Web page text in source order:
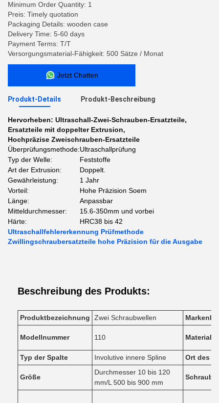
Minimum Order Quantity: 1
Preis: Timely quotation
Packaging Details: wooden case
Delivery Time: 5-60 days
Payment Terms: T/T
Versorgungsmaterial-Fähigkeit: 500 Sätze / Monat
Jetzt Chatten
Produkt-Details Produkt-Beschreibung
Hervorheben: Ultraschall-Zwei-Schrauben-Ersatzteile,
Ersatzteile mit doppelter Extrusion,
Hochpräzise Zweischrauben-Ersatzteile
Überprüfungsmethode:Ultraschallprüfung
Typ der Welle:
Feststoffe
Art der Extrusion:
Doppelt.
Gewährleistung:
1 Jahr
Vorteil:
Hohe Präzision Soem
Länge:
Anpassbar
Mitteldurchmesser:
15.6-350mm und vorbei
Härte:
HRC38 bis 42
Ultraschallfehlererkennung Prüfmethode
Zwillingschraubersatzteile hohe Präzision für die Ausgabe
Beschreibung des Produkts:
Produktbezeichnung Zwei Schraubwellen
Modellnummer 110 Material
Typ der Spalte Involutive innere Spline Ort des
Größe
Durchmesser 10 bis 120
mm/L 500 bis 900 mm